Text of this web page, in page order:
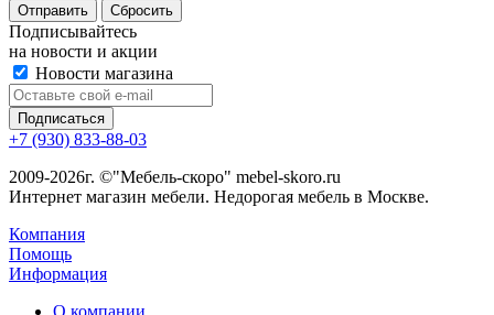
Сбросить
Подписывайтесь
на новости и акции
Новости магазина
+7 (930) 833-88-03
2009-2026г. ©"Мебель-скоро" mebel-skoro.ru
Интернет магазин мебели. Недорогая мебель в Москве.
Компания
Помощь
Информация
О компании